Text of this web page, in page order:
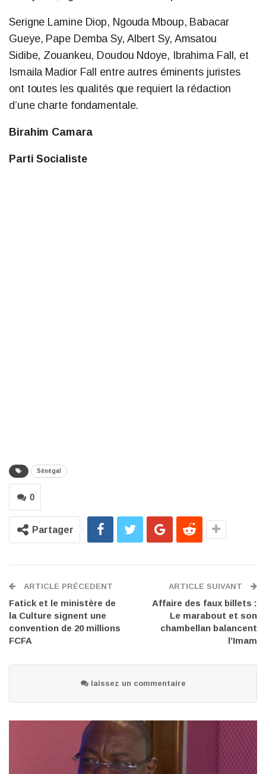
Serigne Lamine Diop, Ngouda Mboup, Babacar
Gueye, Pape Demba Sy, Albert Sy, Amsatou
Sidibe, Zouankeu, Doudou Ndoye, Ibrahima Fall, et
Ismaila Madior Fall entre autres éminents juristes
ont toutes les qualités que requiert la rédaction
d’une charte fondamentale.
Birahim Camara
Parti Socialiste
Sénégal
0
Partager
ARTICLE PRÉCEDENT
Fatick et le ministère de
la Culture signent une
convention de 20 millions
FCFA
ARTICLE SUIVANT
Affaire des faux billets :
Le marabout et son
chambellan balancent
l’Imam
laissez un commentaire